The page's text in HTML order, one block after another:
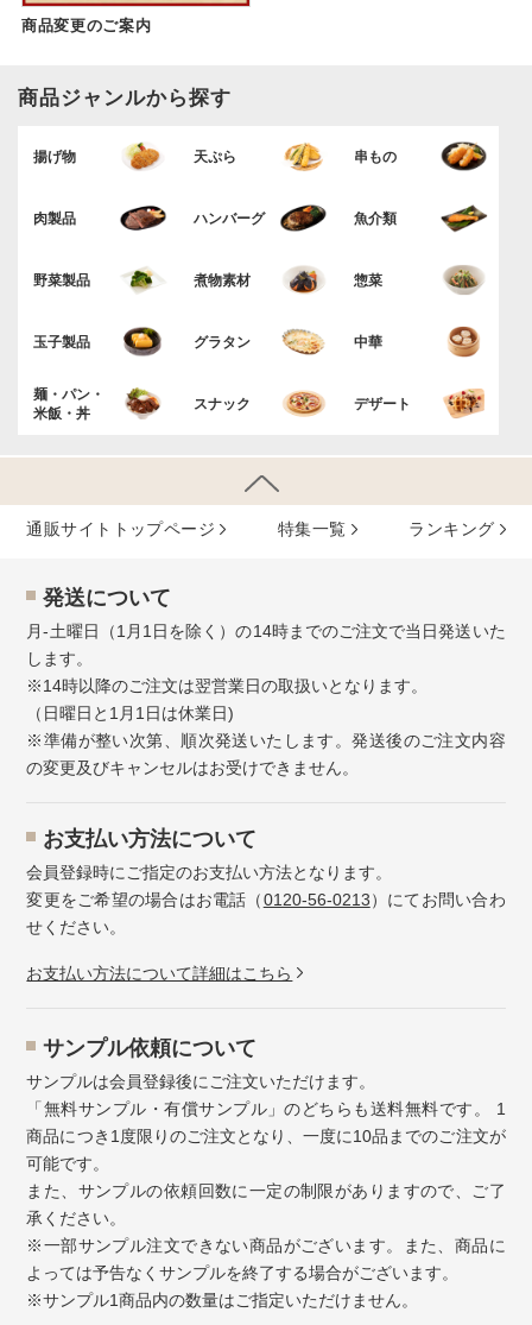
商品変更のご案内
商品ジャンルから探す
揚げ物 天ぷら 串もの
肉製品 ハンバーグ 魚介類
野菜製品 煮物素材 惣菜
玉子製品 グラタン 中華
麺・パン・
米飯・丼
スナック デザート
通販サイトトップページ 特集⼀覧 ランキング
発送について
月-土曜日（1月1日を除く）の14時までのご注文で当日発送いた
します。
※14時以降のご注文は翌営業日の取扱いとなります。
（日曜日と1月1日は休業日)
※準備が整い次第、順次発送いたします。発送後のご注文内容
の変更及びキャンセルはお受けできません。
お⽀払い⽅法について
会員登録時にご指定のお支払い方法となります。
変更をご希望の場合はお電話（0120-56-0213）にてお問い合わ
せください。
お⽀払い⽅法について詳細はこちら
サンプル依頼について
サンプルは会員登録後にご注文いただけます。
「無料サンプル・有償サンプル」のどちらも送料無料です。 1
商品につき1度限りのご注文となり、一度に10品までのご注文が
可能です。
また、サンプルの依頼回数に一定の制限がありますので、ご了
承ください。
※一部サンプル注文できない商品がございます。また、商品に
よっては予告なくサンプルを終了する場合がございます。
※サンプル1商品内の数量はご指定いただけません。